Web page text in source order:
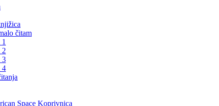
čitam
2
3
4
Space Koprivnica